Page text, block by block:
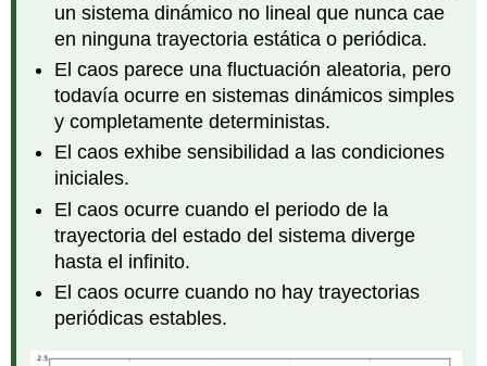
un sistema dinámico no lineal que nunca cae
en ninguna trayectoria estática o periódica.
El caos parece una fluctuación aleatoria, pero
todavía ocurre en sistemas dinámicos simples
y completamente deterministas.
El caos exhibe sensibilidad a las condiciones
iniciales.
El caos ocurre cuando el periodo de la
trayectoria del estado del sistema diverge
hasta el infinito.
El caos ocurre cuando no hay trayectorias
periódicas estables.